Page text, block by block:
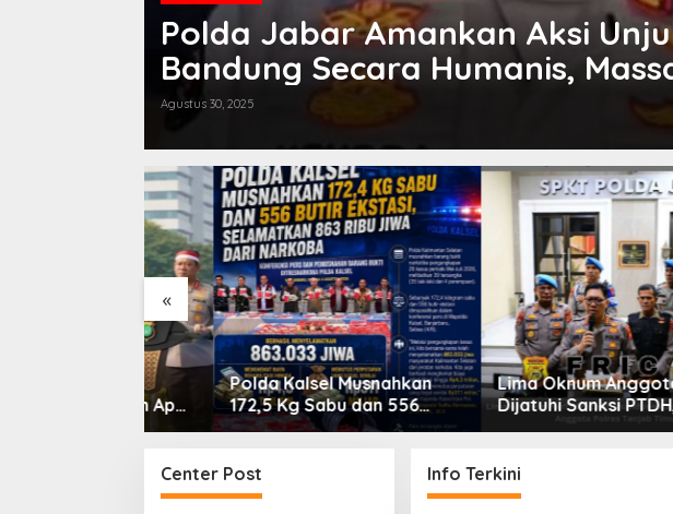
Polda Jabar Amankan Aksi
Bandung Secara Humanis,
Anarkis
Agustus 30, 2025
«
Polda Kalsel Musnahkan
172,5 Kg Sabu dan 556
Ekstasi, Selamatkan 863
Narkoba
Lima Oknum Anggota Polri
Dijatuhi Sanksi PTDH, Polda
Jambi Tegaskan Komitmen
Secara Tegas dan
Transparan
Center Post
Info Terkini